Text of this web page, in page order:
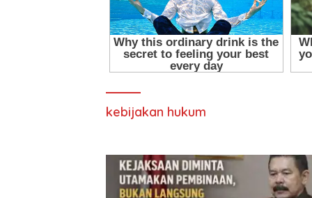
kebijakan hukum